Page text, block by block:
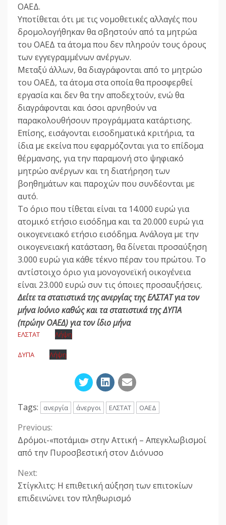
ΟΑΕΔ.
Υποτίθεται ότι με τις νομοθετικές αλλαγές που
δρομολογήθηκαν θα σβηστούν από τα μητρώα
του ΟΑΕΔ τα άτομα που δεν πληρούν τους όρους
των εγγεγραμμένων ανέργων.
Μεταξύ άλλων, θα διαγράφονται από το μητρώο
του ΟΑΕΔ, τα άτομα στα οποία θα προσφερθεί
εργασία και δεν θα την αποδεχτούν, ενώ θα
διαγράφονται και όσοι αρνηθούν να
παρακολουθήσουν προγράμματα κατάρτισης.
Επίσης, εισάγονται εισοδηματικά κριτήρια, τα
ίδια με εκείνα που εφαρμόζονται για το επίδομα
θέρμανσης, για την παραμονή στο ψηφιακό
μητρώο ανέργων και τη διατήρηση των
βοηθημάτων και παροχών που συνδέονται με
αυτό.
Το όριο που τίθεται είναι τα 14.000 ευρώ για
ατομικό ετήσιο εισόδημα και τα 20.000 ευρώ για
οικογενειακό ετήσιο εισόδημα. Ανάλογα με την
οικογενειακή κατάσταση, θα δίνεται προσαύξηση
3.000 ευρώ για κάθε τέκνο πέραν του πρώτου. Το
αντίστοιχο όριο για μονογονεϊκή οικογένεια
είναι 23.000 ευρώ συν τις όποιες προσαυξήσεις.
Δείτε τα στατιστικά της ανεργίας της ΕΛΣΤΑΤ για τον
μήνα Ιούνιο καθώς και τα στατιστικά της ΔΥΠΑ
(πρώην ΟΑΕΔ) για τον ίδιο μήνα
ΕΛΣΤΑΤ Λήψη
ΔΥΠΑ Λήψη
Tags: ανεργία άνεργοι ΕΛΣΤΑΤ ΟΑΕΔ
Continue
Reading
Previous:
Δρόμοι-«ποτάμια» στην Αττική – Απεγκλωβισμοί
από την Πυροσβεστική στον Διόνυσο
Next:
Στίγκλιτς: Η επιθετική αύξηση των επιτοκίων
επιδεινώνει τον πληθωρισμό